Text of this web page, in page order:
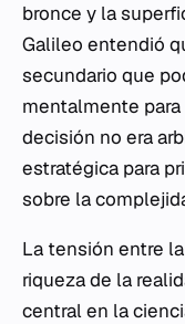
bronce y la
Galileo entendió
secundario que
mentalmente
decisión no era
estratégica para
sobre la
La tensión entre
riqueza de la
central en la